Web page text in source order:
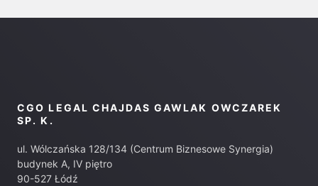
CGO LEGAL CHAJDAS GAWLAK OWCZAREK
SP. K.
ul. Wólczańska 128/134 (Centrum Biznesowe Synergia)
budynek A, IV piętro
90-527 Łódź